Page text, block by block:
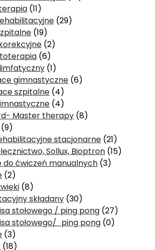
(11)
(29)
(19)
(2)
(6)
(1)
gimnastyczne (6)
szpitalne (4)
(4)
Master therapy (8)
(9)
stacjonarne (21)
Sollux, Bioptron (15)
do ćwiczeń manualnych (3)
(2)
(8)
składany (30)
stołowego / ping pong (27)
stołowego/ ping pong (0)
(3)
(18)